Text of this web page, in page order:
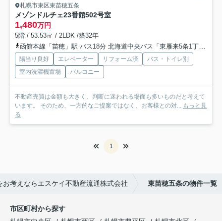
札幌市東区東苗穂五条
メゾンドルチェ23番館502号室
1,480万円
5階 / 53.53㎡ / 2LDK /築32年
函館本線「苗穂」駅 バス18分 北海道中央バス「東雁来5条1丁目」 停歩5分
陽当り良好 エレベーター リフォーム済
バス・トイレ別
室内洗濯機置場
バルコニー
不動産売買は金額も大きく、判断に迷われる場面も多いものだと考えて
います。 そのため、一方的なご提案ではなく、お客様との対... もっと見
る
1
考えならエスケイ不動産流通株式会社 東苗穂五条の物件一覧
市区町村から探す